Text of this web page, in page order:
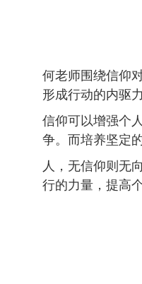
何老师围绕信仰
形成行动的内驱
信仰可以增强个
争。而培养坚定
人，无信仰则无
行的力量，提高